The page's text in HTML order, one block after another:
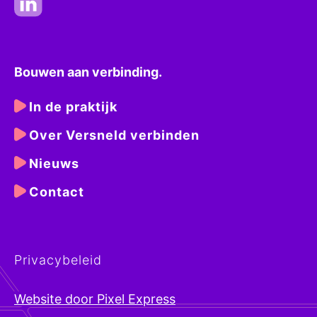
Bouwen aan verbinding.
In de praktijk
Over Versneld verbinden
Nieuws
Contact
Privacybeleid
Website door Pixel Express